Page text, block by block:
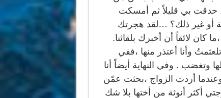
. حدقت بي قليلاً ثم أمسكت
أو غير ذلك؟ …لقد هجرتك
كان لائقاً أن أخبرك بلقائنا.
وأنا أعتذر منها ،ففي
وتغضب . وفي النهاية أيضاً أنا
أردت الزواج ،بحثت عمّن
أكثر أنوثة من أختها بلا شك